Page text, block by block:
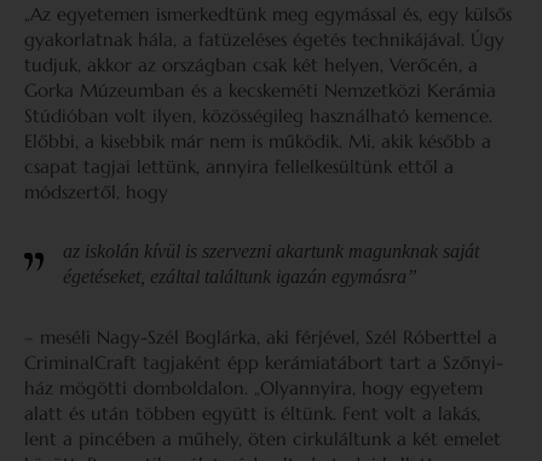
„Az egyetemen ismerkedtünk meg egymással és, egy külsős
gyakorlatnak hála, a fatüzeléses égetés technikájával. Úgy
tudjuk, akkor az országban csak két helyen, Verőcén, a
Gorka Múzeumban és a kecskeméti Nemzetközi Kerámia
Stúdióban volt ilyen, közösségileg használható kemence.
Előbbi, a kisebbik már nem is működik. Mi, akik később a
csapat tagjai lettünk, annyira fellelkesültünk ettől a
módszertől, hogy
az iskolán kívül is szervezni akartunk magunknak saját
égetéseket, ezáltal találtunk igazán egymásra”
– meséli Nagy-Szél Boglárka, aki férjével, Szél Róberttel a
CriminalCraft tagjaként épp kerámiatábort tart a Szőnyi-
ház mögötti domboldalon. „Olyannyira, hogy egyetem
alatt és után többen együtt is éltünk. Fent volt a lakás,
lent a pincében a műhely, öten cirkuláltunk a két emelet